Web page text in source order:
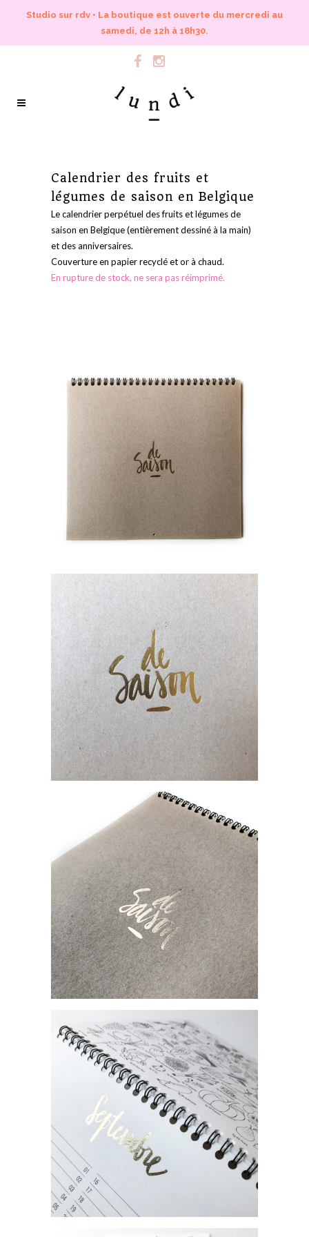
Studio sur rdv • La boutique est ouverte du mercredi au
samedi, de 12h à 18h30.
Calendrier des fruits et
légumes de saison en Belgique
Le calendrier perpétuel des fruits et légumes de
saison en Belgique (entièrement dessiné à la main)
et des anniversaires.
Couverture en papier recyclé et or à chaud.
En rupture de stock, ne sera pas réimprimé.